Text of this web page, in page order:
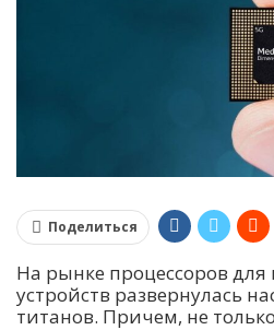
Поделиться
На рынке процессоров
устройств развернулась
титанов. Причем, не